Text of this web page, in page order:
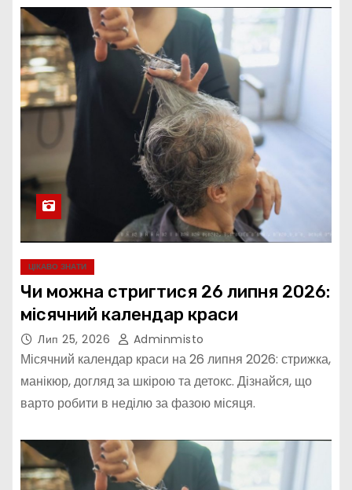
ЦІКАВО ЗНАТИ
Чи можна стригтися 26 липня 2026:
місячний календар краси
Лип 25, 2026 Adminmisto
Місячний календар краси на 26 липня 2026: стрижка,
манікюр, догляд за шкірою та детокс. Дізнайся, що
варто робити в неділю за фазою місяця.